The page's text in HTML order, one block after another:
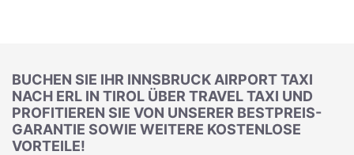
BUCHEN SIE IHR INNSBRUCK AIRPORT TAXI
NACH ERL IN TIROL ÜBER TRAVEL TAXI UND
PROFITIEREN SIE VON UNSERER BESTPREIS-
GARANTIE SOWIE WEITERE KOSTENLOSE
VORTEILE!